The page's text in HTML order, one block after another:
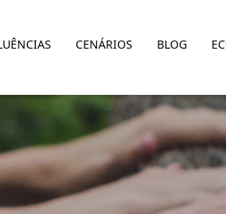
Soluções de
CENÁRIOS BLOG